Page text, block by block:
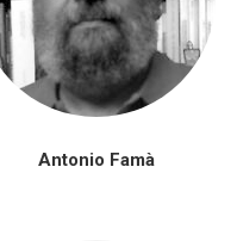
Antonio Famà